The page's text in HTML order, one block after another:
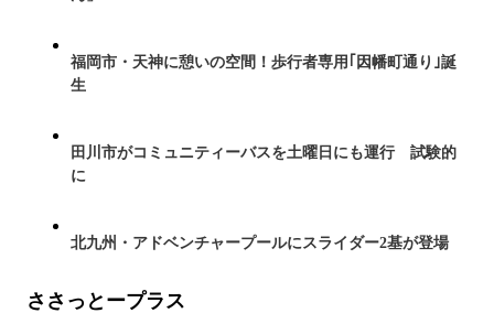
福岡市・天神に憩いの空間！歩行者専用｢因幡町通り｣誕
生
田川市がコミュニティーバスを土曜日にも運行 試験的
に
北九州・アドベンチャープールにスライダー2基が登場
ささっとープラス